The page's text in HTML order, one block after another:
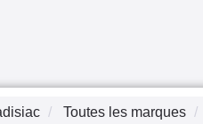
Toutes les marques